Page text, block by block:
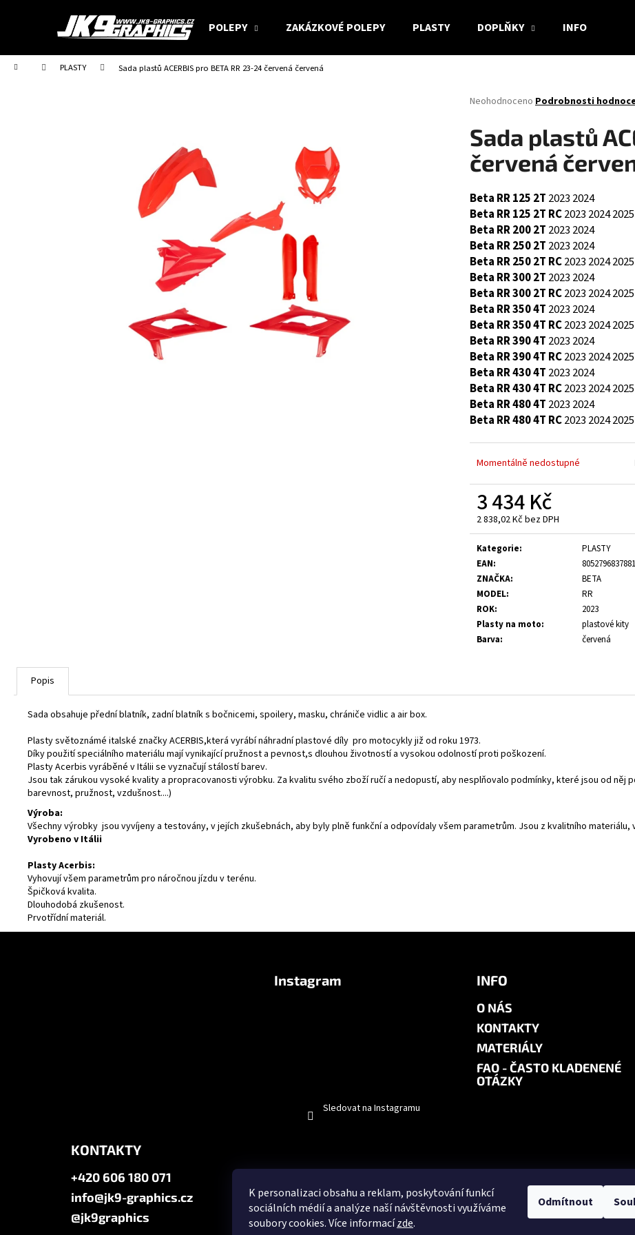
K personalizaci obsahu a reklam, poskytování funkcí
sociálních médií a analýze naší návštěvnosti využíváme
soubory cookies. Více informacízde.
Odmítnout
POLEPY ZAKÁZKOVÉ POLEPY PLASTY DOPLŇKY INFO
Domů PLASTY Sada plastů ACERBIS pro BETA RR 23-24 červená červená
Průměrné
produktu
je
0,0
z
hvězdiček.
Neohodnoceno Podrobnosti
Sada plastů
červená
Beta RR 125 2T 2023 2024
Beta RR 125 2T RC2023 20242025
Beta RR 200 2T 2023 2024
Beta RR 250 2T 2023 2024
Beta RR 250 2T RC2023 20242025
Beta RR 300 2T 2023 2024
Beta RR 300 2T RC2023 20242025
Beta RR 350 4T 2023 2024
Beta RR 350 4T RC2023 20242025
Beta RR 390 4T 2023 2024
Beta RR 390 4T RC2023 20242025
Beta RR 430 4T 2023 2024
Beta RR 430 4T RC2023 20242025
Beta RR 480 4T 2023 2024
Beta RR 480 4T RC2023 20242025
Momentálně nedostupné
3 434 Kč
2 838,02 Kč bez DPH
Měrná
cena:
Kategorie:
PLASTY
EAN:
8052796837881
ZNAČKA:
BETA
MODEL:
RR
ROK:
2023
Plasty na moto:
plastové kity
Barva: červená
Popis
Sada obsahuje přední blatník, zadní blatník s bočnicemi, spoilery, masku, chrániče vidlic a air box.
Plasty světoznámé italské značky ACERBIS,která vyrábí náhradní plastové díly pro motocykly již od roku 1973.
Díky použití speciálního materiálu mají vynikající pružnost a pevnost,s dlouhou životností a vysokou odolností proti poškození.
Plasty Acerbis vyráběné v Itálii se vyznačují stálostí barev.
Jsou tak zárukou vysoké kvality a propracovanosti výrobku. Za kvalitu svého zboží ručí a nedopustí, aby nesplňovalo podmínky, které jsou od
barevnost, pružnost, vzdušnost....)
Výroba:
Všechny výrobky jsou vyvíjeny a testovány, v jejích zkušebnách, aby byly plně funkční a odpovídaly všem parametrům. Jsou z kvalitního
Vyrobeno v Itálii
Plasty Acerbis:
Vyhovují všem parametrům pro náročnou jízdu v terénu.
Špičková kvalita.
Dlouhodobá zkušenost.
Prvotřídní materiál.
í
Zpět
do
Zpět
do
HLEDAT
Instagram
Sledovat na Instagramu
INFO
O NÁS
KONTAKTY
MATERIÁLY
FAQ - ČASTO KLADENENÉ
OTÁZKY
KONTAKTY
+420 606 180 071
info@jk9-graphics.cz
@jk9graphics